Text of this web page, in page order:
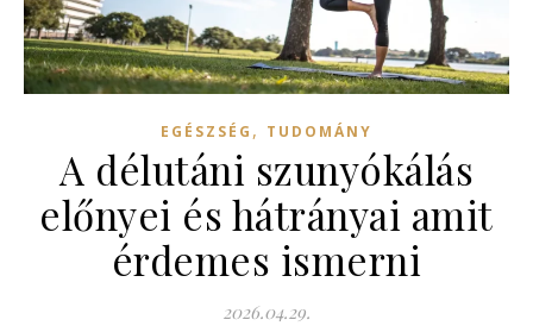
EGÉSZSÉG , TUDOMÁNY
A délutáni szunyókálás
előnyei és hátrányai amit
érdemes ismerni
2026.04.29.